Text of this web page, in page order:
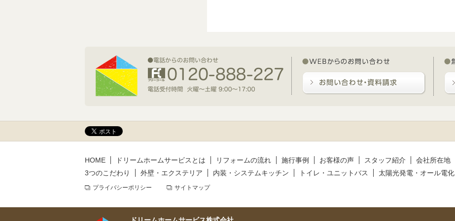
新規着工情報
2026年5月14日(木)
新規着工情報
HOME ドリームホームサービスとは リフォームの流れ 施行事例 お客様の声 スタッフ紹介 会社所在地
3つのこだわり
外壁・エクステリア 内装・システムキッチン トイレ・ユニットバス 太陽光発電・オール電化
プライバシーポリシー サイトマップ